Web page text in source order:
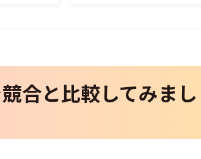
合と比較してみま